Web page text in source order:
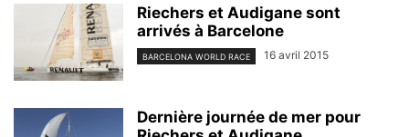
Riechers et Audigane sont
arrivés à Barcelone
BARCELONA WORLD RACE 16 avril 2015
Dernière journée de mer pour